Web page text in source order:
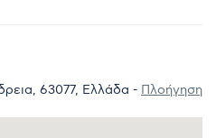
63077, Ελλάδα - Πλοήγηση